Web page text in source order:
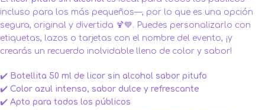
incluso para los más pequeños—, por lo que es una opción
segura, original y divertida 🍹💙. Puedes personalizarlo con
etiquetas, lazos o tarjetas con el nombre del evento, ¡y
crearás un recuerdo inolvidable lleno de color y sabor!
✔️ Botellita 50 ml de licor sin alcohol sabor pitufo
✔️ Color azul intenso, sabor dulce y refrescante
✔️ Apto para todos los públicos